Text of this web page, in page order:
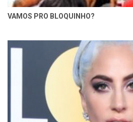
VAMOS PRO BLOQUINHO?